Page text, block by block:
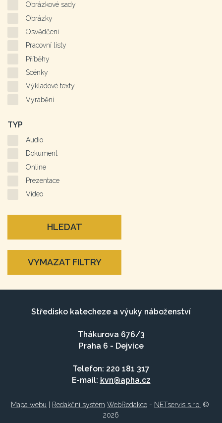
Obrázkové sady
Obrázky
Osvědčení
Pracovní listy
Příběhy
Scénky
Výkladové texty
Vyrábění
TYP
Audio
Dokument
Online
Prezentace
Video
HLEDAT
VYMAZAT FILTRY
Středisko katecheze a výuky náboženství
Thákurova 676/3
Praha 6 - Dejvice
Telefon: 220 181 317
E-mail: kvn@apha.cz
Mapa webu Redakční systém WebRedakce - NETservis s.r.o. ©
2026